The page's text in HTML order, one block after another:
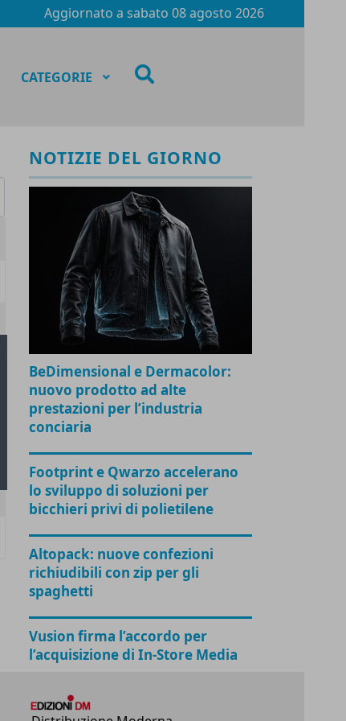
Aggiornato a sabato 08 agosto 2026
CATEGORIE
NOTIZIE DEL GIORNO
BeDimensional e Dermacolor:
nuovo prodotto ad alte
prestazioni per l’industria
conciaria
Footprint e Qwarzo accelerano
lo sviluppo di soluzioni per
bicchieri privi di polietilene
Altopack: nuove confezioni
richiudibili con zip per gli
spaghetti
Vusion firma l’accordo per
l’acquisizione di In-Store Media